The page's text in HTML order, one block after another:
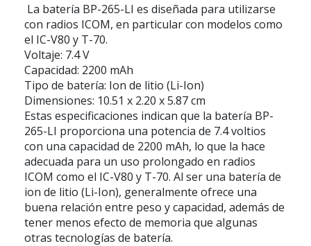
La batería BP-265-LI es diseñada para utilizarse
con radios ICOM, en particular con modelos como
el IC-V80 y T-70.
Voltaje: 7.4 V
Capacidad: 2200 mAh
Tipo de batería: Ion de litio (Li-Ion)
Dimensiones: 10.51 x 2.20 x 5.87 cm
Estas especificaciones indican que la batería BP-
265-LI proporciona una potencia de 7.4 voltios
con una capacidad de 2200 mAh, lo que la hace
adecuada para un uso prolongado en radios
ICOM como el IC-V80 y T-70. Al ser una batería de
ion de litio (Li-Ion), generalmente ofrece una
buena relación entre peso y capacidad, además de
tener menos efecto de memoria que algunas
otras tecnologías de batería.